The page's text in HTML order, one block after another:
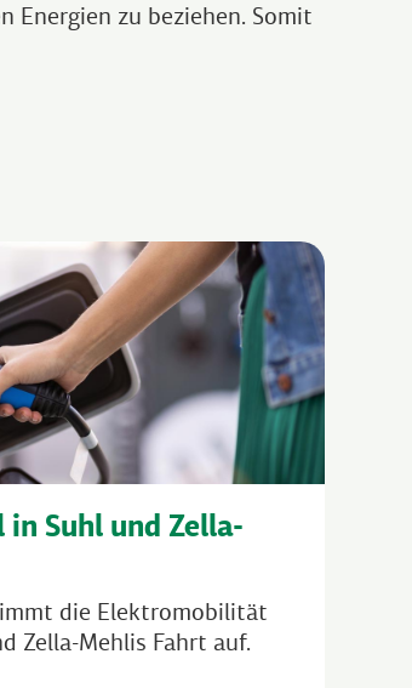
Energien zu beziehen. Somit
in Suhl und Zella-
die Elektromobilität
Zella-Mehlis Fahrt auf.